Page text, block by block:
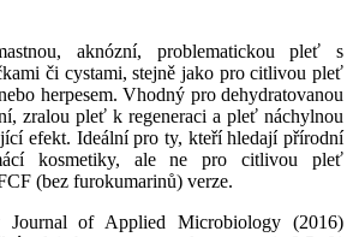
aknózní, problematickou pleť s
či cystami, stejně jako pro citlivou pleť
herpesem. Vhodný pro dehydratovanou
zralou pleť k regeneraci a pleť náchylnou
efekt. Ideální pro ty, kteří hledají přírodní
kosmetiky, ale ne pro citlivou pleť
(bez furokumarinů) verze.
Journal of Applied Microbiology (2016)